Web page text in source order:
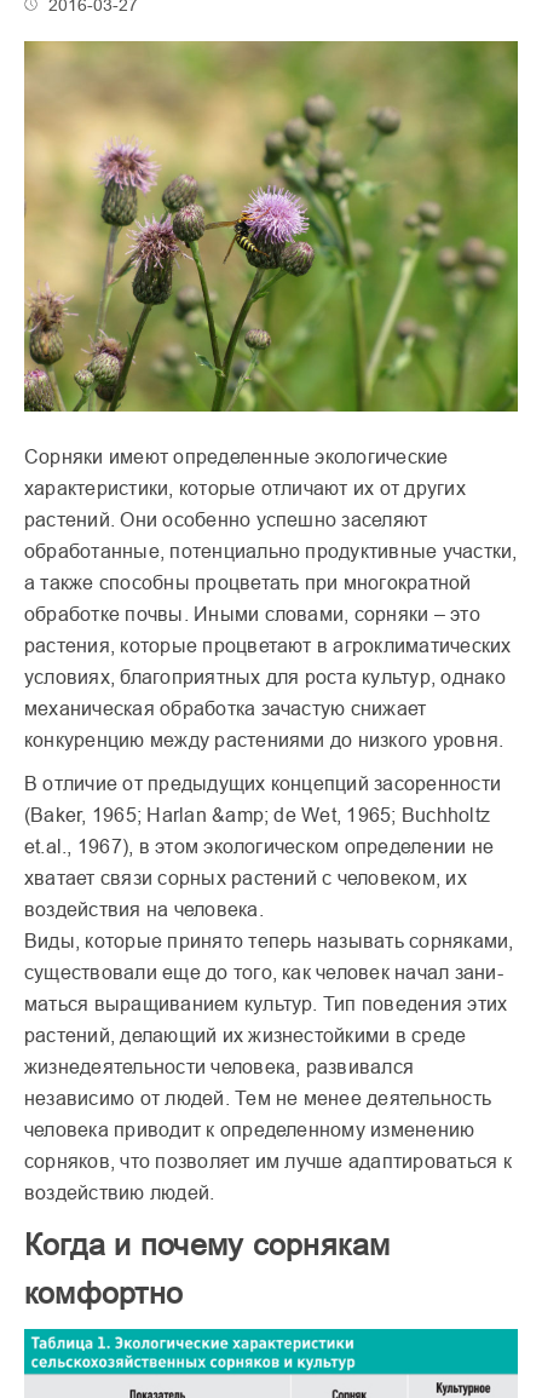
2016-03-27
Сорняки имеют определенные экологические
характеристики, которые отличают их от других
растений. Они особенно успешно заселяют
обработанные, потенциально продуктивные участки,
а также способны процветать при многократной
обработке почвы. Иными словами, сорняки – это
растения, которые процветают в агроклиматических
условиях, благоприятных для роста культур, однако
механическая обработка зачастую снижает
конкуренцию между растениями до низкого уровня.
В отличие от предыдущих концепций засоренности
(Baker, 1965; Harlan &amp; de Wet, 1965; Buchholtz
et.al., 1967), в этом экологическом определении не
хватает связи сорных растений с человеком, их
воздействия на человека.
Виды, которые приня­то теперь называть сорняками,
суще­ствовали еще до того, как человек начал зани­
маться выращиванием куль­тур. Тип поведения этих
рас­тений, делающий их жизне­стойкими в среде
жизнедея­тельности человека, разви­вался
независимо от людей. Тем не менее деятельность
человека приводит к опреде­ленному изменению
сорня­ков, что позволяет им лучше адаптироваться к
воздей­ствию людей.
Когда и почему сорнякам
комфортно